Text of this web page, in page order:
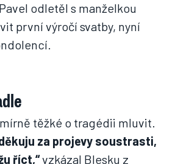
odletěl s manželkou
první výročí svatby, nyní
těžké o tragédii mluvit.
za projevy soustrasti,
říct,“vzkázal Blesku z